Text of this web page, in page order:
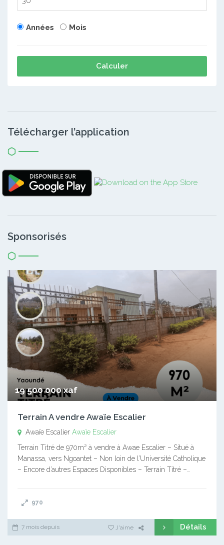
Années Mois
Calculer
Télécharger l’application
Sponsorisés
19 500 000 xaf
Terrain A vendre Awaïe Escalier
Awaïe Escalier Awaïe Escalier
Terrain Titré de 970m² à vendre à Awae Escalier – Situé à
Manassa, vers Ngoantet – Non loin de l’Université Catholique
– Encore d’autres Espaces Disponibles – Terrain Titré –…
970
7 mois depuis J'aime Détails